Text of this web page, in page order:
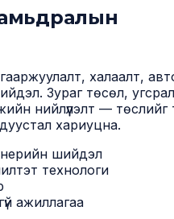
халаалт,
Зураг төсөл,
нийлүүлэлт — төслийг
хариуцна.
шийдэл
технологи
ажиллагаа